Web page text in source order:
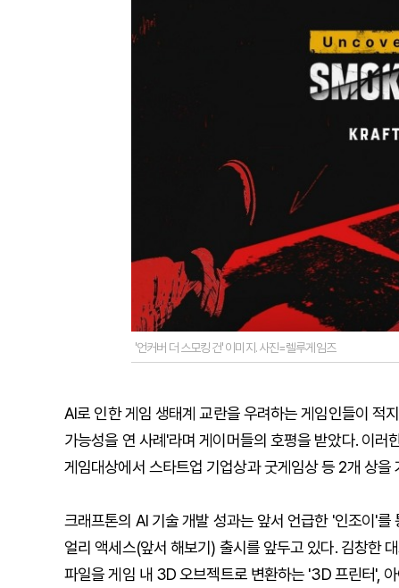
'언커버 더 스모킹 건' 이미지. 사진=렐루게임즈
AI로 인한 게임 생태계 교란을 우려하는 게임인들이 적
가능성을 연 사례'라며 게이머들의 호평을 받았다. 이
게임대상에서 스타트업 기업상과 굿게임상 등 2개 상을
크래프톤의 AI 기술 개발 성과는 앞서 언급한 '인조이'
얼리 액세스(앞서 해보기) 출시를 앞두고 있다. 김창한
파일을 게임 내 3D 오브젝트로 변환하는 '3D 프린터',